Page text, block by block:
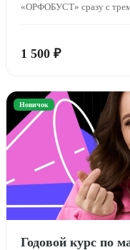
«ОРФОБУСТ» сразу с
1 500 ₽
Новичок
Годовой курс по